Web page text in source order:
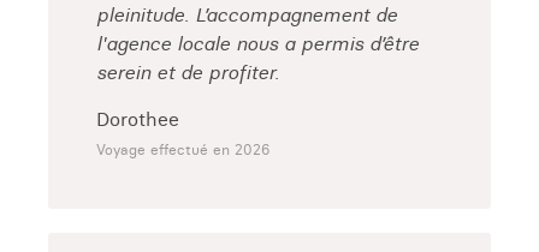
pleinitude. L’accompagnement de
l'agence locale nous a permis d’être
serein et de profiter.
Dorothee
Voyage effectué en 2026